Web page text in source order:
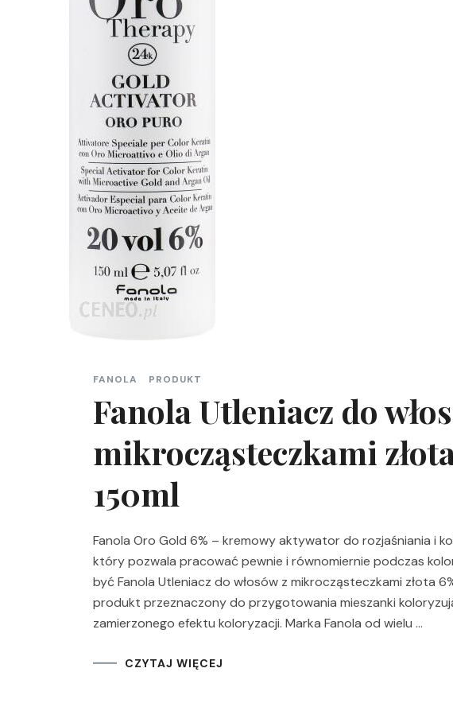
FANOLA PRODUKT
Fanola Utleniacz do
mikrocząsteczkami
150ml
Fanola Oro Gold 6% – kremowy aktywator do rozjaśniania i
który pozwala pracować pewnie i równomiernie podczas
być Fanola Utleniacz do włosów z mikrocząsteczkami złota
produkt przeznaczony do przygotowania mieszanki
zamierzonego efektu koloryzacji. Marka Fanola od wielu …
CZYTAJ WIĘCEJ